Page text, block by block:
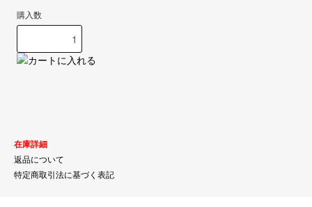
購入数
在庫詳細
返品について
特定商取引法に基づく表記